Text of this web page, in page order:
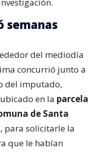
semanas
del mediodía
concurrió junto a
del imputado,
en la parcela
de Santa
, para solicitarle la
que le habían